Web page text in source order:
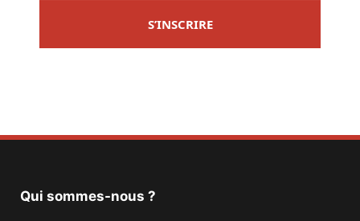
S’INSCRIRE
Qui sommes-nous ?